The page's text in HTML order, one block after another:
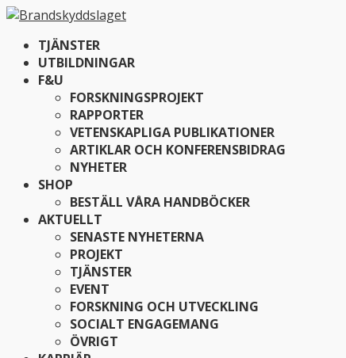
TJÄNSTER
UTBILDNINGAR
F&U
FORSKNINGSPROJEKT
RAPPORTER
VETENSKAPLIGA PUBLIKATIONER
ARTIKLAR OCH KONFERENSBIDRAG
NYHETER
SHOP
BESTÄLL VÅRA HANDBÖCKER
AKTUELLT
SENASTE NYHETERNA
PROJEKT
TJÄNSTER
EVENT
FORSKNING OCH UTVECKLING
SOCIALT ENGAGEMANG
ÖVRIGT